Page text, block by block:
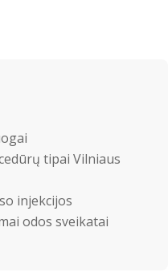
tipai Vilniaus
injekcijos
odos sveikatai